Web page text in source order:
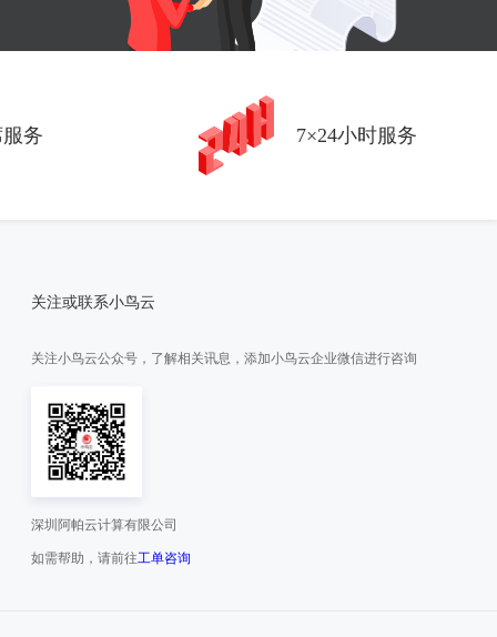
务 7×24小时服务
关注或联系小鸟云
关注小鸟云公众号，了解相关讯息，添加小鸟云企业微信进行咨询
深圳阿帕云计算有限公司
如需帮助，请前往工单咨询